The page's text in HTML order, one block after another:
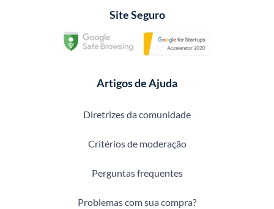
Site Seguro
Artigos de Ajuda
Diretrizes da comunidade
Critérios de moderação
Perguntas frequentes
Problemas com sua compra?